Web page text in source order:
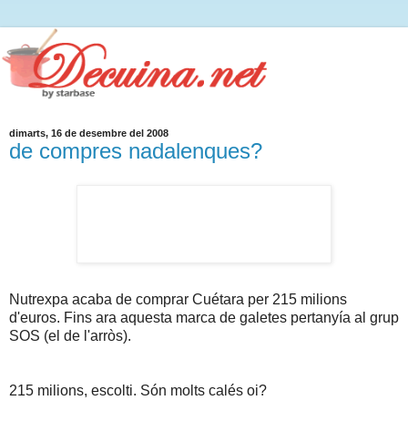
dimarts, 16 de desembre del 2008
de compres nadalenques?
Nutrexpa acaba de comprar Cuétara per 215 milions
d'euros. Fins ara aquesta marca de galetes pertanyía al grup
SOS (el de l'arròs).
215 milions, escolti. Són molts calés oi?